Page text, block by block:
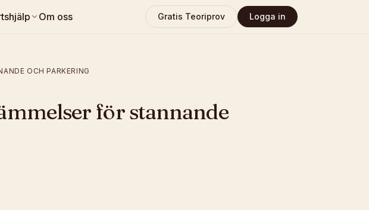
Om oss Gratis Teoriprov Logga in
OCH PARKERING
för stannande